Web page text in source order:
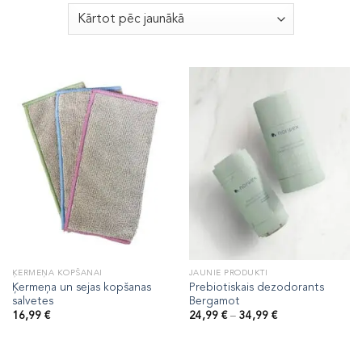
ĶERMEŅA KOPŠANAI
Ķermeņa un sejas kopšanas
salvetes
16,99 €
JAUNIE PRODUKTI
Prebiotiskais dezodorants
Bergamot
24,99 € – 34,99 €Price